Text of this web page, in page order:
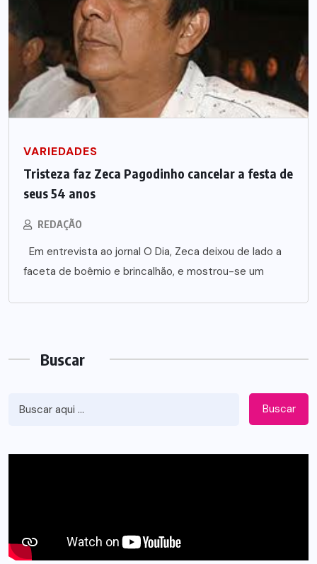
VARIEDADES
Tristeza faz Zeca Pagodinho cancelar a festa de
seus 54 anos
REDAÇÃO
Em entrevista ao jornal O Dia, Zeca deixou de lado a
faceta de boêmio e brincalhão, e mostrou-se um
Buscar
Buscar